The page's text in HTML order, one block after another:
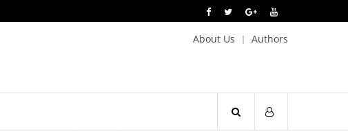
About Us Authors